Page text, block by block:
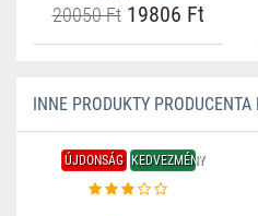
20050 Ft19806 Ft
INNE PRODUKTY
ÚJDONSÁG KEDVEZMÉNY